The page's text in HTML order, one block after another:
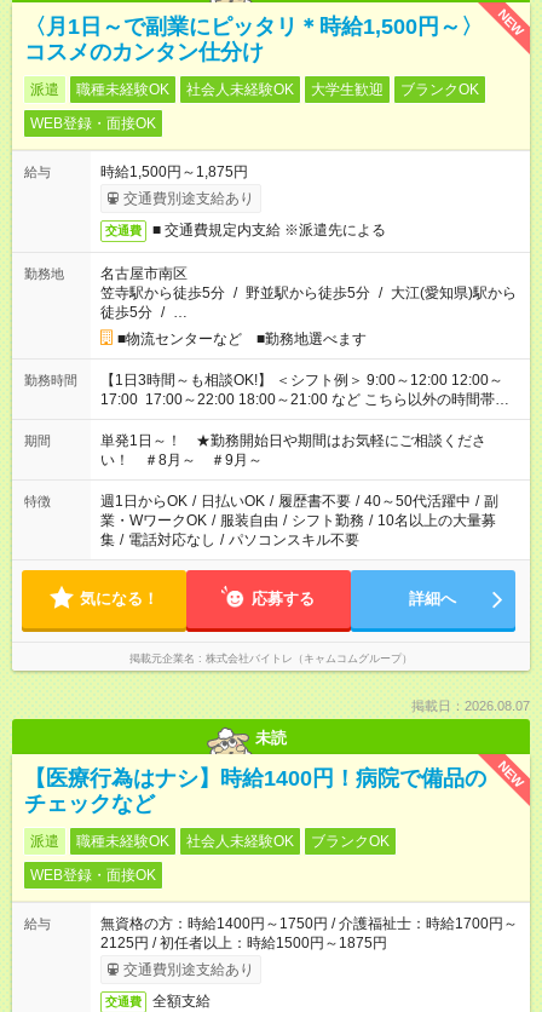
NEW
〈月1日～で副業にピッタリ＊時給1,500円～〉
コスメのカンタン仕分け
派遣 職種未経験OK 社会人未経験OK 大学生歓迎
ブランクOK
WEB登録・面接OK
給与
時給1,500円～1,875円
交通費別途支給あり
交通費 ■ 交通費規定内支給 ※派遣先による
勤務地
名古屋市南区
笠寺駅から徒歩5分 / 野並駅から徒歩5分 / 大江(愛知県)駅から
徒歩5分 / …
■物流センターなど ■勤務地選べます
勤務時間
【1日3時間～も相談OK!】 ＜シフト例＞ 9:00～12:00 12:00～
17:00 17:00～22:00 18:00～21:00 など こちら以外の時間帯も
お気軽にご相談ください！
期間
単発1日～！ ★勤務開始日や期間はお気軽にご相談くださ
い！ ＃8月～ ＃9月～
特徴 週1日からOK / 日払いOK / 履歴書不要 / 40～50代活躍中 / 副
業・WワークOK / 服装自由 / シフト勤務 / 10名以上の大量募
集 / 電話対応なし / パソコンスキル不要
気になる！ 応募する 詳細へ
掲載元企業名 株式会社バイトレ（キャムコムグループ）
掲載日：2026.08.07
未読
NEW
【医療行為はナシ】時給1400円！病院で備品の
チェックなど
派遣 職種未経験OK 社会人未経験OK
ブランクOK
WEB登録・面接OK
給与
無資格の方：時給1400円～1750円 / 介護福祉士：時給1700円～
2125円 / 初任者以上：時給1500円～1875円
交通費別途支給あり
交通費 全額支給